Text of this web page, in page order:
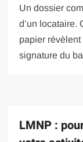
Un dossier
d’un locataire.
papier
signature du
LMNP :